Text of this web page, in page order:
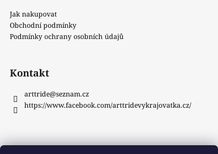
Jak nakupovat
Obchodní podmínky
Podmínky ochrany osobních údajů
Kontakt
arttride@seznam.cz
https://www.facebook.com/arttridevykrajovatka.cz/